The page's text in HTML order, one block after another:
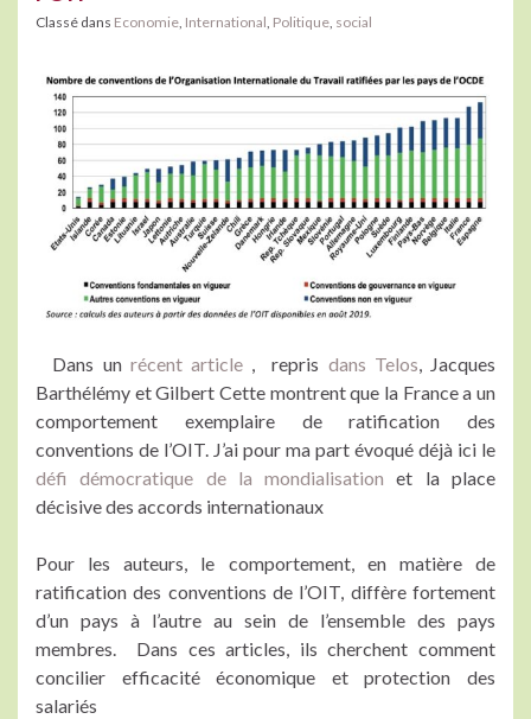
Classé dans Economie International Politique social
Dans un récent article, repris dans Telos, Jacques
Barthélémy et Gilbert Cette montrent que la France a un
comportement exemplaire de ratification des
conventions de l’OIT. J’ai pour ma part évoqué déjà ici le
défi démocratique de la mondialisation et la place
décisive des accords internationaux
Pour les auteurs, le comportement, en matière de
ratification des conventions de l’OIT, diffère fortement
d’un pays à l’autre au sein de l’ensemble des pays
membres. Dans ces articles, ils cherchent comment
concilier efficacité économique et protection des
salariés